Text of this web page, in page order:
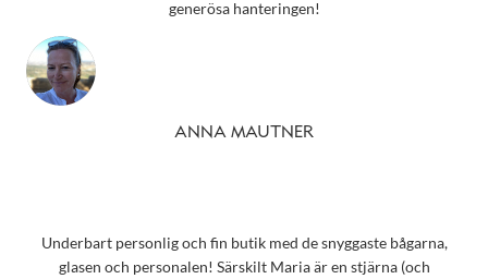
generösa hanteringen!
ANNA MAUTNER
Underbart personlig och fin butik med de snyggaste bågarna,
glasen och personalen! Särskilt Maria är en stjärna (och